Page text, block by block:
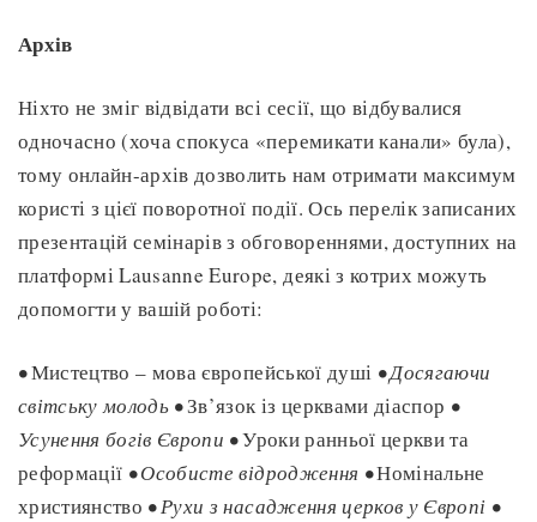
Архів
Ніхто не зміг відвідати всі сесії, що відбувалися
одночасно (хоча спокуса «перемикати канали» була),
тому онлайн-архів дозволить нам отримати максимум
користі з цієї поворотної події. Ось перелік записаних
презентацій семінарів з обговореннями, доступних на
платформі Lausanne Europe, деякі з котрих можуть
допомогти у вашій роботі:
•Мистецтво – мова європейської душі • Досягаючи
світську молодь •Зв’язок із церквами діаспор •
Усунення богів Європи •Уроки ранньої церкви та
реформації • Особисте відродження •Номінальне
християнство • Рухи з насадження церков у Європі •